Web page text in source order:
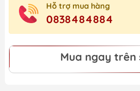
Hỗ trợ mua hàng
0838484884
Mua ngay trên